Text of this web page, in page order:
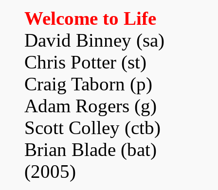
Welcome to Life
David Binney (sa)
Chris Potter (st)
Craig Taborn (p)
Adam Rogers (g)
Scott Colley (ctb)
Brian Blade (bat)
(2005)